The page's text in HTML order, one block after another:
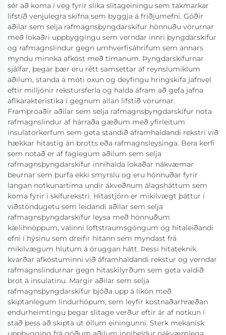
sér að koma í veg fyrir slíka slitageiningu sem takmarkar
lifstíð venjulegra skífna sem byggja á friðjumefni. Góðir
aðilar sem selja rafmagnsþyngdarskífur hönnuðu vörurnar
með lokaðri uppbyggingu sem verndar innri þyngdarskífur
og rafmagnslindur gegn umhverfisáhrifum sem annars
myndu minnka afköst með tímanum. Þyngdarskífurnar
sjálfar, þegar þær eru rétt samsettar af reynslumiklum
aðilum, standa á móti oxun og deyfingu hringskifa jafnvel
eftir milljónir rekstursferla og halda áfram að gefa jafna
aflkarakteristika í gegnum allan lifstíð vörurnar.
Framþróaðir aðilar sem selja rafmagnsþyngdarskífur nota
rafmagnslindur af hárraða gæðum með yfirleitum
insulatorkerfum sem geta standið áframhaldandi rekstri við
hækkar hitastig án brotts eða rafmagnsleysinga. Bera kerfi
sem notað er af faglegum aðilum sem selja
rafmagnsþyngdarskífur innihalda lokaðar nákvæmar
beurnar sem þurfa ekki smyrslu og eru hönnuðar fyrir
langan notkunartíma undir ákveðnum álagsháttum sem
koma fyrir í skífurekstri. Hitastjórn er mikilvægt þáttur í
viðstöndugetu sem leidandi aðilar sem selja
rafmagnsþyngdarskífur leysa með hönnuðum
kælihnöppum, valinni loftstraumsgöngum og hitaleiðandi
efni í hýsinu sem dreifir hitann sem myndast frá
mikilvægum hlutum á öruggan hátt. Þessi hitatekník
kvarðar afköstuminni við áframhaldandi rekstur og verndar
rafmagnslindurnar gegn hitaskilyrðum sem geta valdið
brot á insulatinu. Margir aðilar sem selja
rafmagnsþyngdarskífur bjóða upp á líkön með
skiptanlegum lindurhópum, sem leyfir kostnaðarhræðan
endurheimtingu þegar slitage verður eftir ár af notkun í
stað þess að skipta út öllum einingunni. Sterk mekanísk